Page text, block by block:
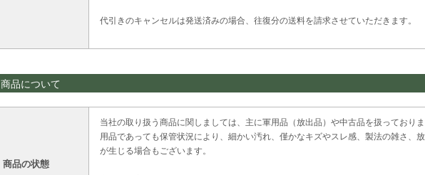
代引きのキャンセルは発送済みの場合、往復分の送料を請求させていただきます。
商品について
商品の状態
当社の取り扱う商品に関しましては、主に軍用品（放出品）や中古品を扱っており
用品であっても保管状況により、細かい汚れ、僅かなキズやスレ感、製法の雑さ、
が生じる場合もございます。